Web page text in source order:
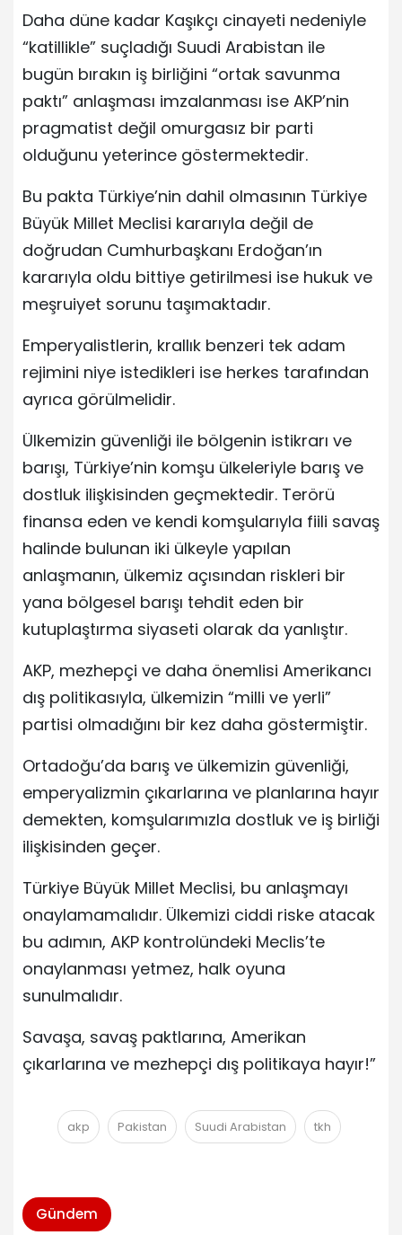
Daha düne kadar Kaşıkçı cinayeti nedeniyle
“katillikle” suçladığı Suudi Arabistan ile
bugün bırakın iş birliğini “ortak savunma
paktı” anlaşması imzalanması ise AKP’nin
pragmatist değil omurgasız bir parti
olduğunu yeterince göstermektedir.
Bu pakta Türkiye’nin dahil olmasının Türkiye
Büyük Millet Meclisi kararıyla değil de
doğrudan Cumhurbaşkanı Erdoğan’ın
kararıyla oldu bittiye getirilmesi ise hukuk ve
meşruiyet sorunu taşımaktadır.
Emperyalistlerin, krallık benzeri tek adam
rejimini niye istedikleri ise herkes tarafından
ayrıca görülmelidir.
Ülkemizin güvenliği ile bölgenin istikrarı ve
barışı, Türkiye’nin komşu ülkeleriyle barış ve
dostluk ilişkisinden geçmektedir. Terörü
finansa eden ve kendi komşularıyla fiili savaş
halinde bulunan iki ülkeyle yapılan
anlaşmanın, ülkemiz açısından riskleri bir
yana bölgesel barışı tehdit eden bir
kutuplaştırma siyaseti olarak da yanlıştır.
AKP, mezhepçi ve daha önemlisi Amerikancı
dış politikasıyla, ülkemizin “milli ve yerli”
partisi olmadığını bir kez daha göstermiştir.
Ortadoğu’da barış ve ülkemizin güvenliği,
emperyalizmin çıkarlarına ve planlarına hayır
demekten, komşularımızla dostluk ve iş birliği
ilişkisinden geçer.
Türkiye Büyük Millet Meclisi, bu anlaşmayı
onaylamamalıdır. Ülkemizi ciddi riske atacak
bu adımın, AKP kontrolündeki Meclis’te
onaylanması yetmez, halk oyuna
sunulmalıdır.
Savaşa, savaş paktlarına, Amerikan
çıkarlarına ve mezhepçi dış politikaya hayır!”
akp Pakistan Suudi Arabistan tkh
Gündem